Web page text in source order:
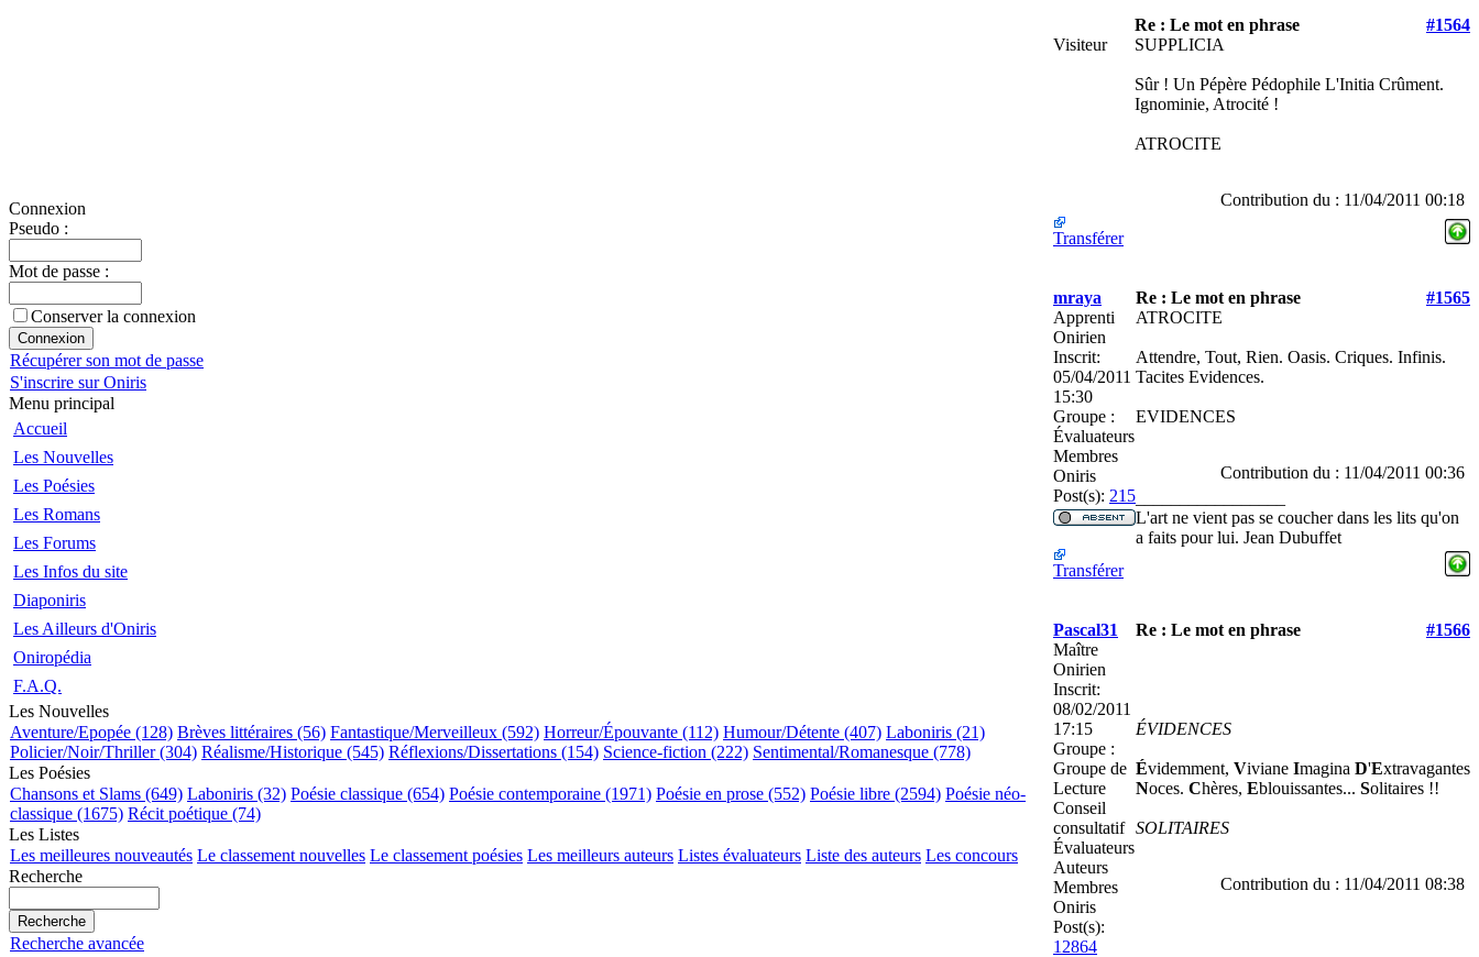
Connexion
Pseudo :
Mot de passe :
Conserver la connexion
Récupérer son mot de passe
S'inscrire sur Oniris
Menu principal
Accueil
Les Nouvelles
Les Poésies
Les Romans
Les Forums
Les Infos du site
Diaponiris
Les Ailleurs d'Oniris
Oniropédia
F.A.Q.
Les Nouvelles
Aventure/Epopée (128) Brèves littéraires (56) Fantastique/Merveilleux (592) Horreur/Épouvante (112) Humour/Détente (407) Laboniris (21)
Policier/Noir/Thriller (304) Réalisme/Historique (545) Réflexions/Dissertations (154) Science-fiction (222) Sentimental/Romanesque (778)
Les Poésies
Chansons et Slams (649) Laboniris (32) Poésie classique (654) Poésie contemporaine (1971) Poésie en prose (552) Poésie libre (2594) Poésie néo-
classique (1675) Récit poétique (74)
Les Listes
Les meilleures nouveautés Le classement nouvelles Le classement poésies Les meilleurs auteurs Listes évaluateurs Liste des auteurs Les concours
Recherche
Recherche avancée
Re : Le mot en phrase
#1564
Visiteur
SUPPLICIA
Sûr ! Un Pépère Pédophile L'Initia Crûment.
Ignominie, Atrocité !
ATROCITE
Contribution du : 11/04/2011 00:18
Transférer
mraya Re : Le mot en phrase
#1565
Apprenti
Onirien
Inscrit:
05/04/2011
15:30
Groupe :
Évaluateurs
Membres
Oniris
Post(s): 215
ATROCITE
Attendre, Tout, Rien. Oasis. Criques. Infinis.
Tacites Evidences.
EVIDENCES
Contribution du : 11/04/2011 00:36
L'art ne vient pas se coucher dans les lits qu'on
a faits pour lui. Jean Dubuffet
Transférer
Pascal31 Re : Le mot en phrase
#1566
Maître
Onirien
Inscrit:
08/02/2011
17:15
Groupe :
Groupe de
Lecture
Conseil
consultatif
Évaluateurs
Auteurs
Membres
Oniris
Post(s):
12864
ÉVIDENCES
Évidemment, Viviane Imagina D'Extravagantes
Noces. Chères, Eblouissantes... Solitaires !!
SOLITAIRES
Contribution du : 11/04/2011 08:38